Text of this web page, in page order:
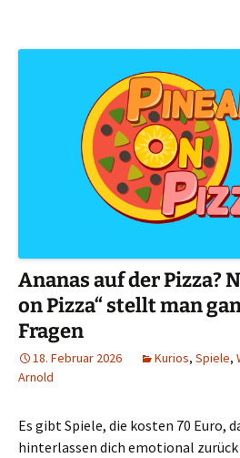
Ananas auf der Pizza?
on Pizza“ stellt man
Fragen
18. Februar 2026 Kurios, Spiele,
Arnold
Es gibt Spiele, die kosten 70 Euro,
hinterlassen dich emotional